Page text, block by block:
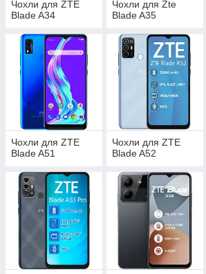
Чохли для ZTE
Blade A34
Чохли для Zte
Blade A35
Чохли для ZTE
Blade A51
Чохли для ZTE
Blade A52